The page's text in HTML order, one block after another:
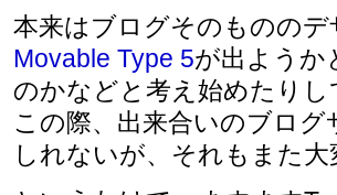
本来はブログそのものの
Movable Type 5が出ようか
のかなどと考え始めたり
この際、出来合いのブロ
しれないが、それもまた